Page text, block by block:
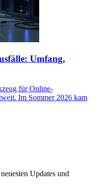
Umfang,
für Online-
Im Sommer 2026 kam
Updates und